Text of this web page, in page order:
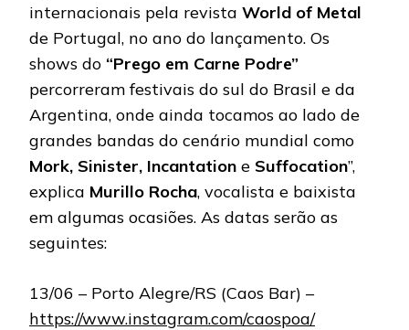
internacionais pela revista World of Metal
de Portugal, no ano do lançamento. Os
shows do “Prego em Carne Podre”
percorreram festivais do sul do Brasil e da
Argentina, onde ainda tocamos ao lado de
grandes bandas do cenário mundial como
Mork, Sinister, Incantation e Suffocation”,
explica Murillo Rocha, vocalista e baixista
em algumas ocasiões. As datas serão as
seguintes:
13/06 – Porto Alegre/RS (Caos Bar) –
https://www.instagram.com/caospoa/